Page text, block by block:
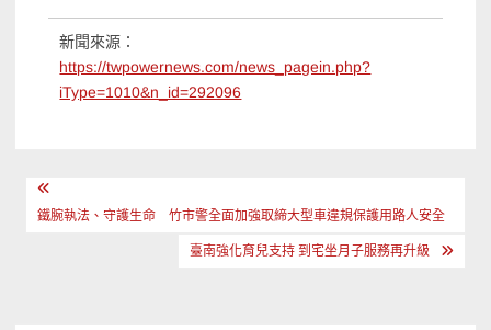
新聞來源：
https://twpowernews.com/news_pagein.php?
iType=1010&n_id=292096
文
章
鐵腕執法、守護生命 竹市警全面加強取締大型車違規保護用路人安全
臺南強化育兒支持 到宅坐月子服務再升級